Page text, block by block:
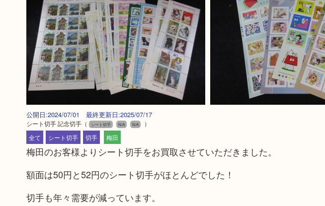
公開日:2024/07/01 最終更新日:2025/07/17
シート切手 記念切手（ シート切手 N/A N/A
）
全て
シート切手 切手 梅田
梅田のお客様よりシート切手をお買取させていただきました。
額面は50円と52円のシート切手がほとんどでした！
切手も年々需要が減っています。